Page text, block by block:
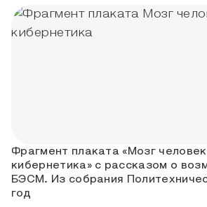
Фрагмент плаката «Мозг
кибернетика» с рассказом о
БЭСМ. Из собрания
год